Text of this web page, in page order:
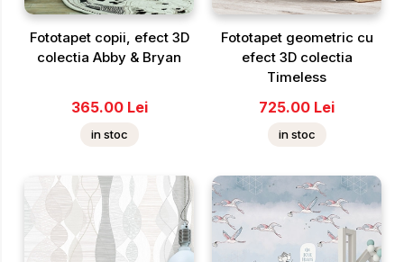
Fototapet copii, efect 3D
colectia Abby & Bryan
365.00 Lei
in stoc
Fototapet geometric cu
efect 3D colectia
Timeless
725.00 Lei
in stoc